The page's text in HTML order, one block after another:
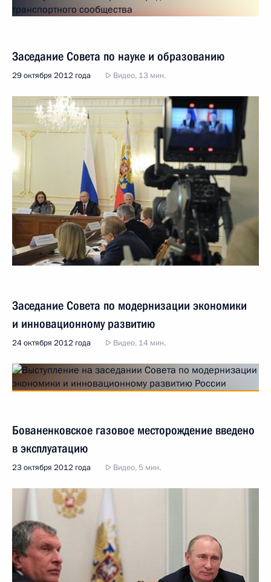
Заседание Совета по науке и образованию
29 октября 2012 года Видео, 13 мин.
Заседание Совета по модернизации экономики
и инновационному развитию
24 октября 2012 года Видео, 14 мин.
Бованенковское газовое месторождение введено
в эксплуатацию
23 октября 2012 года Видео, 5 мин.